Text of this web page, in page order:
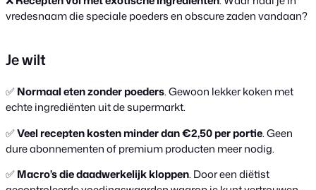
vredesnaam die speciale poeders en obscure zaden vandaan?
Je wilt
✅Normaal eten zonder poeders. Gewoon lekker koken met
echte ingrediënten uit de supermarkt.
✅Veel recepten kosten minder dan €2,50 per portie. Geen
dure abonnementen of premium producten meer nodig.
✅Macro’s die daadwerkelijk kloppen. Door een diëtist